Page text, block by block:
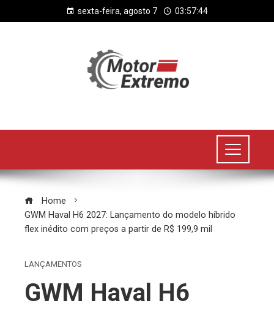
sexta-feira, agosto 7 03:57:45
Home
GWM Haval H6 2027: Lançamento do modelo híbrido
flex inédito com preços a partir de R$ 199,9 mil
LANÇAMENTOS
GWM Haval H6